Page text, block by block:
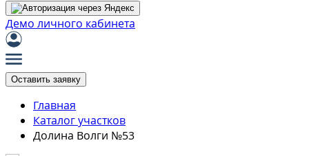
Демо личного кабинета
Оставить заявку
Главная
Каталог участков
Долина Волги №53